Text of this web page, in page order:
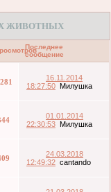
ЖИВОТНЫХ
Последнее
сообщение
16.11.2014
18:27:50 Милушка
01.01.2014
22:30:53 Милушка
24.03.2018
12:49:32 cantando